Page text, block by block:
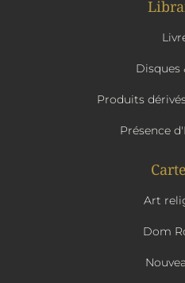
Disques
Produits
Présence
Art
Dom